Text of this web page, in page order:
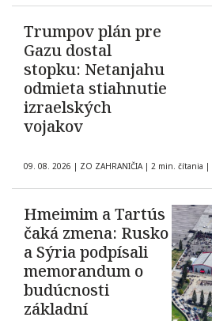
Trumpov plán pre
Gazu dostal
stopku: Netanjahu
odmieta stiahnutie
izraelských
vojakov
09. 08. 2026 | ZO ZAHRANIČIA | 2 min. čítania |
Hmeimim a Tartús
čaká zmena: Rusko
a Sýria podpísali
memorandum o
budúcnosti
základní